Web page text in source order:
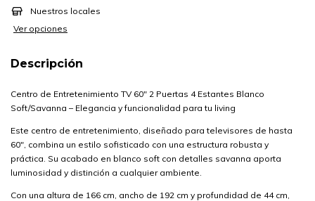
Nuestros locales
Ver opciones
Descripción
Centro de Entretenimiento TV 60" 2 Puertas 4 Estantes Blanco
Soft/Savanna – Elegancia y funcionalidad para tu living
Este centro de entretenimiento, diseñado para televisores de hasta
60", combina un estilo sofisticado con una estructura robusta y
práctica. Su acabado en blanco soft con detalles savanna aporta
luminosidad y distinción a cualquier ambiente.
Con una altura de 166 cm, ancho de 192 cm y profundidad de 44 cm,